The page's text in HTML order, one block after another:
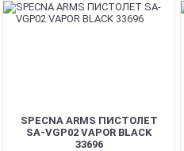
SPECNA ARMS ПИСТОЛЕТ
SA-VGP02 VAPOR BLACK
33696